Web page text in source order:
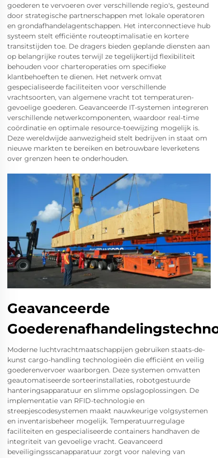
goederen te vervoeren over verschillende regio's, gesteund
door strategische partnerschappen met lokale operatoren
en grondafhandelagentschappen. Het interconnectieve hub
systeem stelt efficiënte routeoptimalisatie en kortere
transitstijden toe. De dragers bieden geplande diensten aan
op belangrijke routes terwijl ze tegelijkertijd flexibiliteit
behouden voor charteroperaties om specifieke
klantbehoeften te dienen. Het netwerk omvat
gespecialiseerde faciliteiten voor verschillende
vrachtsoorten, van algemene vracht tot temperaturen-
gevoelige goederen. Geavanceerde IT-systemen integreren
verschillende netwerkcomponenten, waardoor real-time
coördinatie en optimale resource-toewijzing mogelijk is.
Deze wereldwijde aanwezigheid stelt bedrijven in staat om
nieuwe markten te bereiken en betrouwbare leverketens
over grenzen heen te onderhouden.
Geavanceerde
Moderne luchtvrachtmaatschappijen gebruiken staats-de-
kunst cargo-handling technologieën die efficiënt en veilig
goederenvervoer waarborgen. Deze systemen omvatten
geautomatiseerde sorteerinstallaties, robotgestuurde
hanteringsapparatuur en slimme opslagoplossingen. De
implementatie van RFID-technologie en
streepjescodesystemen maakt nauwkeurige volgsystemen
en inventarisbeheer mogelijk. Temperatuurregulage
faciliteiten en gespecialiseerde containers handhaven de
integriteit van gevoelige vracht. Geavanceerd
beveiligingsscanapparatuur zorgt voor naleving van